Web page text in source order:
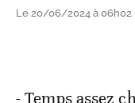
Le 20/06/2024 à 06h02
- Temps assez